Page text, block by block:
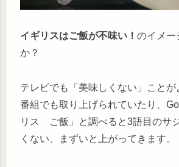
イギリスはご飯が不味い！ のイメー
か？
テレビでも「美味しくない」ことが
番組でも取り上げられていたり、
リス ご飯」と調べると3語目のサ
くない、まずいと上がってきます。